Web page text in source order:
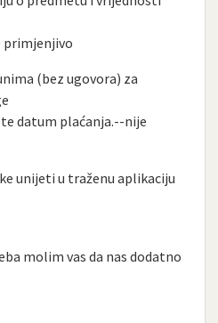
primjenjivo
(bez ugovora) za
datum plaćanja.--nije
unijeti u traženu aplikaciju
molim vas da nas dodatno